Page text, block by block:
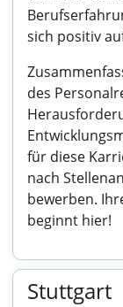
sich positiv
des
für diese
nach
bewerben.
beginnt hier!
Stuttgart